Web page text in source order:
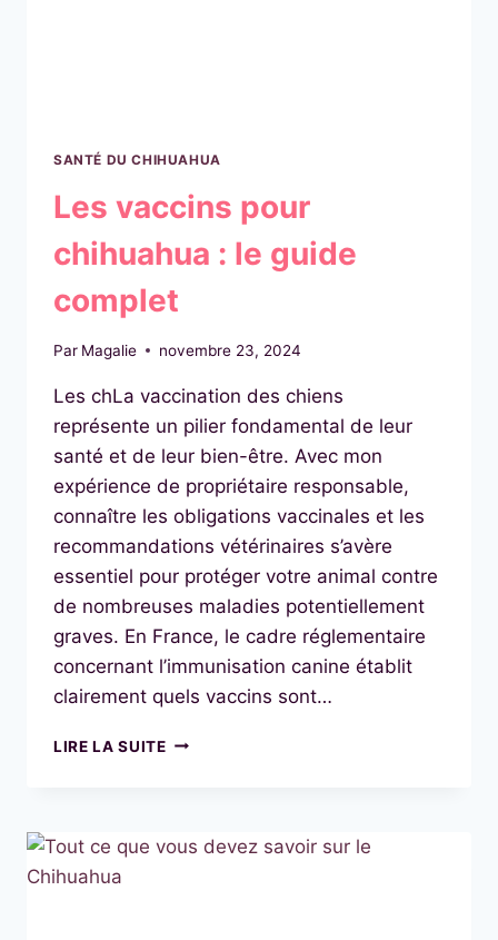
SANTÉ DU CHIHUAHUA
Les vaccins pour
chihuahua : le guide
complet
Par Magalie novembre 23, 2024
Les chLa vaccination des chiens
représente un pilier fondamental de leur
santé et de leur bien-être. Avec mon
expérience de propriétaire responsable,
connaître les obligations vaccinales et les
recommandations vétérinaires s’avère
essentiel pour protéger votre animal contre
de nombreuses maladies potentiellement
graves. En France, le cadre réglementaire
concernant l’immunisation canine établit
clairement quels vaccins sont…
LIRE LA SUITELES
LE